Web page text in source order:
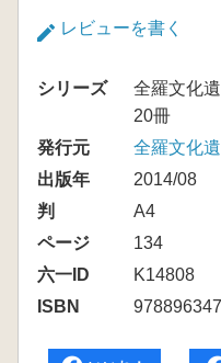
レビューを書く
シリーズ
全羅文化
20冊
発行元
全羅文化
出版年
2014/08
判
A4
ページ
134
六一ID
K14808
ISBN